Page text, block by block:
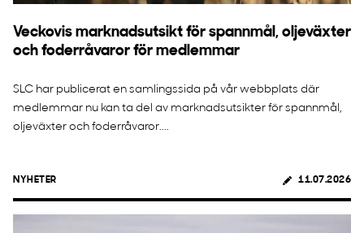
Veckovis marknadsutsikt för spannmål, oljeväxter
och foderråvaror för medlemmar
SLC har publicerat en samlingssida på vår webbplats där
medlemmar nu kan ta del av marknadsutsikter för spannmål,
oljeväxter och foderråvaror....
NYHETER 11.07.2026